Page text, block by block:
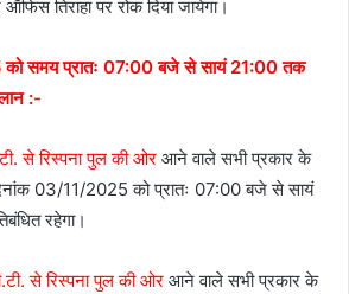
तिराहा पर रोक दिया जायेगा।
समय प्रातः 07:00 बजे से सायं 21:00 तक
:-
से रिस्पना पुल की ओर आने वाले सभी प्रकार के
03/11/2025 को प्रातः 07:00 बजे से सायं
रहेगा।
से रिस्पना पुल की ओर आने वाले सभी प्रकार के